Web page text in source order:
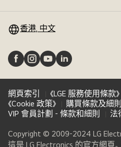
換 香港, 中文
網頁索引 《LGE 服務使用條款》
《Cookie 政策》
購買條款及細則
VIP 會員計劃 - 條款和細則
法
Copyright © 2009-2024 LG
這是 LG Electronics 的官方網頁